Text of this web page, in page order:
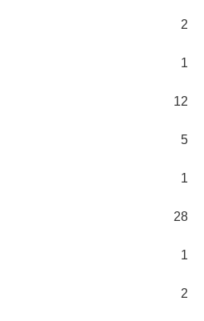
2
1
12
5
1
28
1
2